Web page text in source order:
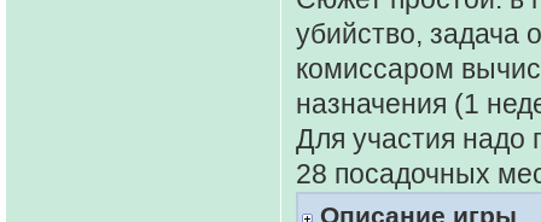
убийство, задача
комиссаром
назначения (1
Для участия надо
28 посадочных
Описание игры